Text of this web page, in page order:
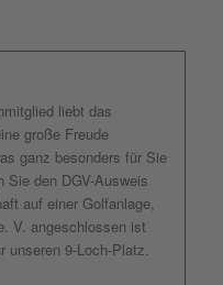
liebt das
große Freude
ganz besonders für Sie
Sie den DGV-Ausweis
auf einer Golfanlage,
V. angeschlossen ist
unseren 9-Loch-Platz.